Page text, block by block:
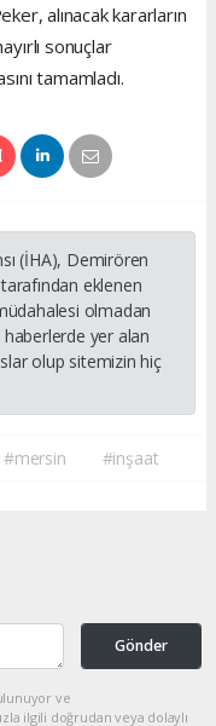
alınacak kararların
sonuçlar
tamamladı.
(İHA), Demirören
eklenen
olmadan
yer alan
olup sitemizin hiç
#mersin #inşaat
Gönder
ve
ilgili doğrudan veya dolaylı